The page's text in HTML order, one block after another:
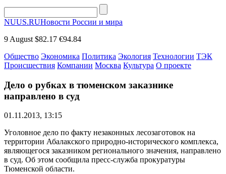
NUUS.RUНовости России и мира
9 August $82.17 €94.84
Общество Экономика Политика Экология Технологии ТЭК
Происшествия Компании Москва Культура О проекте
Дело о рубках в тюменском заказнике
направлено в суд
01.11.2013, 13:15
Уголовное дело по факту незаконных лесозаготовок на
территории Абалакского природно-исторического комплекса,
являющегося заказником регионального значения, направлено
в суд. Об этом сообщила пресс-служба прокуратуры
Тюменской области.